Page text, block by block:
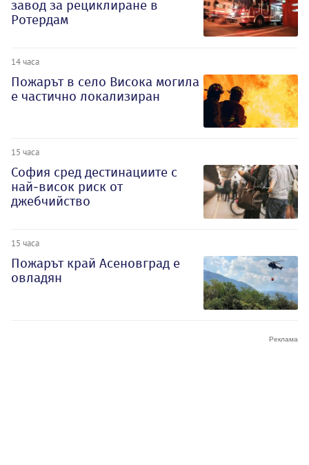
завод за рециклиране в
Ротердам
14 часа
Пожарът в село Висока могила
е частично локализиран
15 часа
София сред дестинациите с
най-висок риск от
джебчийство
15 часа
Пожарът край Асеновград е
овладян